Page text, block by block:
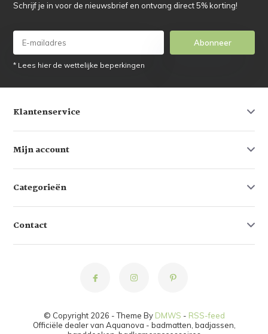
Schrijf je in voor de nieuwsbrief en ontvang direct 5% korting!
Abonneer
* Lees hier de wettelijke beperkingen
Klantenservice
Mijn account
Categorieën
Contact
© Copyright 2026 - Theme By DMWS - RSS-feed
Officiële dealer van Aquanova - badmatten, badjassen,